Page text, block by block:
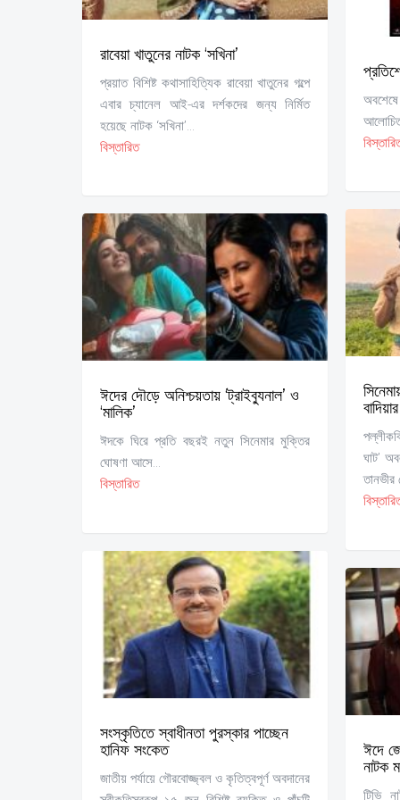
রাবেয়া খাতুনের নাটক ‘সখিনা’
প্রয়াত বিশিষ্ট কথাসাহিত্যিক রাবেয়া খাতুনের গল্পে
এবার চ্যানেল আই-এর দর্শকদের জন্য নির্মিত
হয়েছে নাটক ‘সখিনা’...
বিস্তারিত
ঈদের দৌড়ে অনিশ্চয়তায় ‘ট্রাইব্যুনাল’ ও
‘মালিক’
ঈদকে ঘিরে প্রতি বছরই নতুন সিনেমার মুক্তির
ঘোষণা আসে...
বিস্তারিত
সংস্কৃতিতে স্বাধীনতা পুরস্কার পাচ্ছেন
হানিফ সংকেত
জাতীয় পর্যায়ে গৌরবোজ্জ্বল ও কৃতিত্বপূর্ণ অবদানের
ঘাট’
তানভীর
ঈদে
নাটক
টিভি